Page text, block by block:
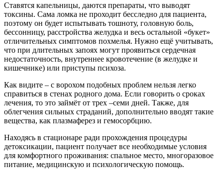
Ставятся капельницы, даются препараты, что выводят
токсины. Сама ломка не проходит бесследно для пациента,
поэтому он будет испытывать тошноту, головную боль,
бессонницу, расстройства желудка и весь остальной «букет»
отличительных симптомов похмелья. Нужно ещё учитывать,
что при длительных запоях могут проявиться сердечная
недостаточность, внутреннее кровотечение (в желудке и
кишечнике) или приступы психоза.
Как видите – с ворохом подобных проблем нельзя легко
справиться в стенах родного дома. Если говорить о сроках
лечения, то это займёт от трех –семи дней. Также, для
облегчения сильных страданий, дополнительно вводят такие
вещества, как плазмаферез и гемосорбцию.
Находясь в стационаре ради прохождения процедуры
детоксикации, пациент получает все необходимые условия
для комфортного проживания: спальное место, многоразовое
питание, медицинскую и психологическую помощь.